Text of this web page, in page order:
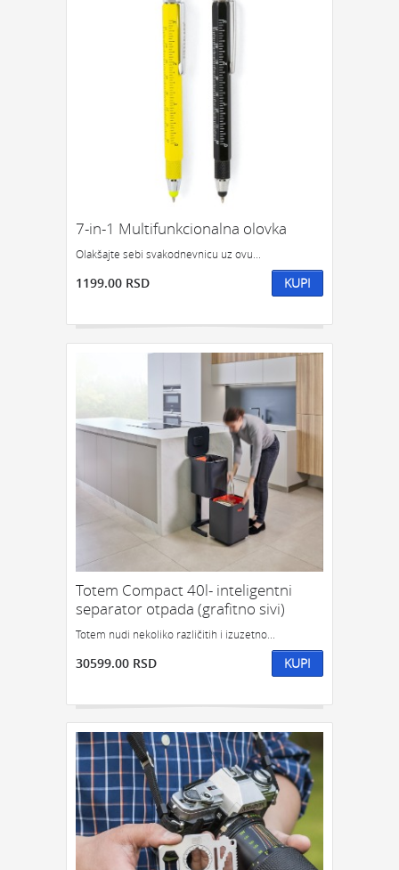
7-in-1 Multifunkcionalna olovka
Olakšajte sebi svakodnevnicu uz ovu...
1199.00 RSD KUPI
Totem Compact 40l- inteligentni
separator otpada (grafitno sivi)
Totem nudi nekoliko različitih i izuzetno...
30599.00 RSD KUPI